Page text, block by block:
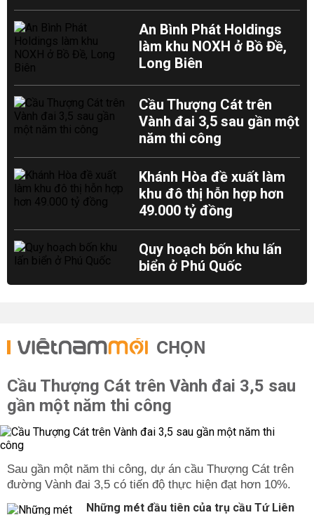
An Bình Phát Holdings
làm khu NOXH ở Bồ Đề,
Long Biên
Cầu Thượng Cát trên
Vành đai 3,5 sau gần một
năm thi công
Khánh Hòa đề xuất làm
khu đô thị hỗn hợp hơn
49.000 tỷ đồng
Quy hoạch bốn khu lấn
biển ở Phú Quốc
CHỌN
Cầu Thượng Cát trên Vành đai 3,5 sau
gần một năm thi công
Sau gần một năm thi công, dự án cầu Thượng Cát trên
đường Vành đai 3,5 có tiến độ thực hiện đạt hơn 10%.
Những mét đầu tiên của trụ cầu Tứ Liên